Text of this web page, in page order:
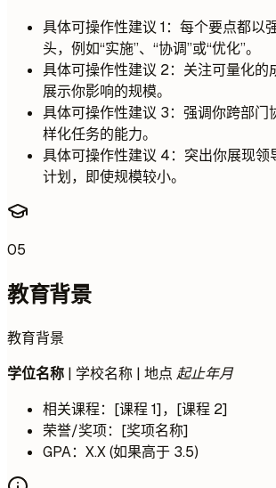
具体可操作性建议 1：每个要点都以
头，例如“实施”、“协调”或“优化”。
具体可操作性建议 2：关注可量化的
展示你影响的规模。
具体可操作性建议 3：强调你跨部门
样化任务的能力。
具体可操作性建议 4：突出你展现领
计划，即使规模较小。
05
教育背景
教育背景
学位名称 | 学校名称 | 地点 起止年月
相关课程：[课程 1]，[课程 2]
荣誉/奖项：[奖项名称]
GPA：X.X (如果高于 3.5)